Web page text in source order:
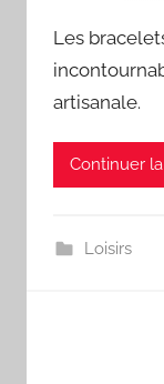
Les
artisanale.
Continuer
Loisirs